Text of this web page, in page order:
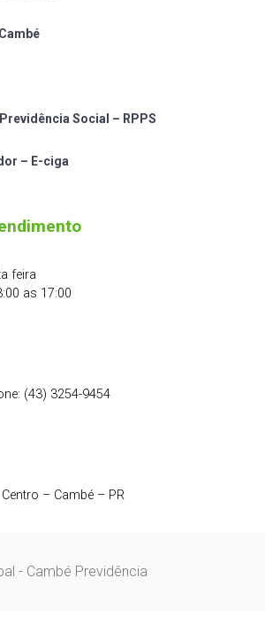
Social – RPPS
– E-ciga
feira
as 17:00
(43) 3254-9454
– Cambé – PR
- Cambé Previdência